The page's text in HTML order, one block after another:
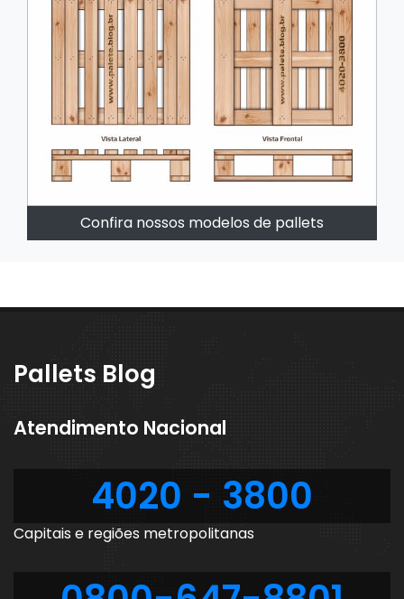
Confira nossos modelos de pallets
Pallets Blog
Atendimento Nacional
4020 - 3800
Capitais e regiões metropolitanas